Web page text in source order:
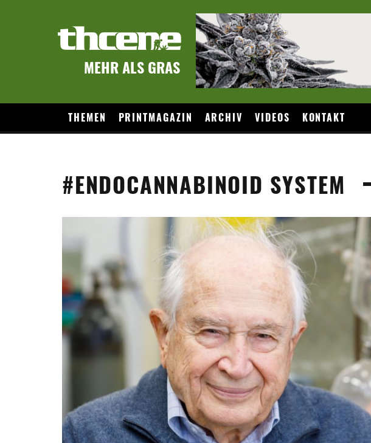
MEHR ALS GRAS
THEMEN PRINTMAGAZIN ARCHIV VIDEOS KONTAKT
#ENDOCANNABINOID SYSTEM